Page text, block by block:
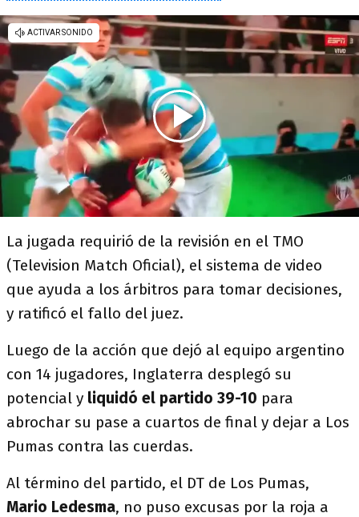
La jugada requirió de la revisión en el TMO
(Television Match Oficial), el sistema de video
que ayuda a los árbitros para tomar decisiones,
y ratificó el fallo del juez.
Luego de la acción que dejó al equipo argentino
con 14 jugadores, Inglaterra desplegó su
potencial y liquidó el partido 39-10 para
abrochar su pase a cuartos de final y dejar a Los
Pumas contra las cuerdas.
Al término del partido, el DT de Los Pumas,
Mario Ledesma, no puso excusas por la roja a